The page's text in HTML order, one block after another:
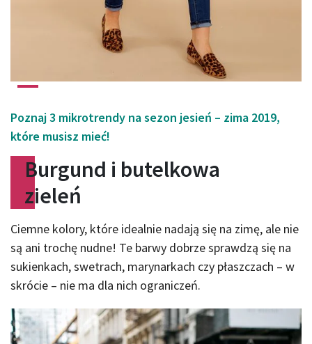
Poznaj 3 mikrotrendy na sezon jesień – zima 2019,
które musisz mieć!
Burgund i butelkowa
zieleń
Ciemne kolory, które idealnie nadają się na zimę, ale nie
są ani trochę nudne! Te barwy dobrze sprawdzą się na
sukienkach, swetrach, marynarkach czy płaszczach – w
skrócie – nie ma dla nich ograniczeń.